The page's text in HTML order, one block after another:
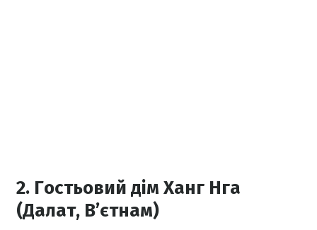
2. Гостьовий дім Ханг Нга
(Далат, В’єтнам)